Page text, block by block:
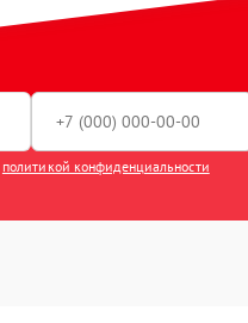
политикой конфиденциальности